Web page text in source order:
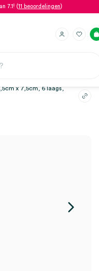
7.1! (11 beoordelingen)
x 7,5cm, 6 laags,